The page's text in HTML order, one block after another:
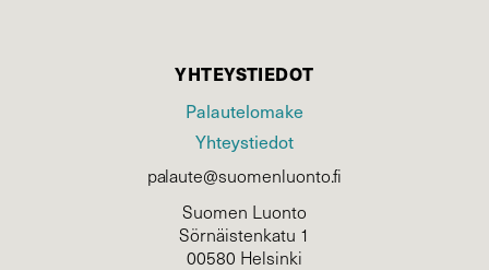
YHTEYSTIEDOT
Palautelomake
Yhteystiedot
palaute@suomenluonto.fi
Suomen Luonto
Sörnäistenkatu 1
00580 Helsinki